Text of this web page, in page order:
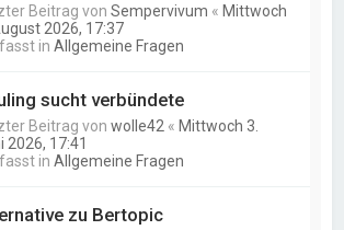
Beitrag vonSempervivum « Mittwoch
2026, 17:37
inAllgemeine Fragen
sucht verbündete
Beitrag vonwolle42 « Mittwoch 3.
2026, 17:41
inAllgemeine Fragen
zu Bertopic